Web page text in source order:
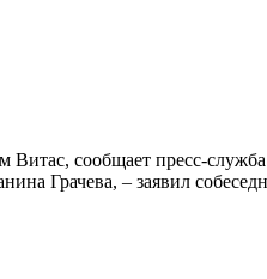
Витас, сообщает пресс-
Грачева, – заявил